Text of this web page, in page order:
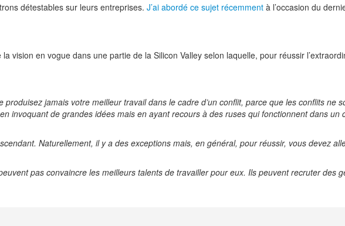
détestables sur leurs entreprises. J’ai abordé ce sujet récemment à l’occasion du
vision en vogue dans une partie de la Silicon Valley selon laquelle, pour réussir
jamais votre meilleur travail dans le cadre d’un conflit, parce que les conflits ne
invoquant de grandes idées mais en ayant recours à des ruses qui fonctionnent dans
Naturellement, il y a des exceptions mais, en général, pour réussir, vous devez
pas convaincre les meilleurs talents de travailler pour eux. Ils peuvent recruter des